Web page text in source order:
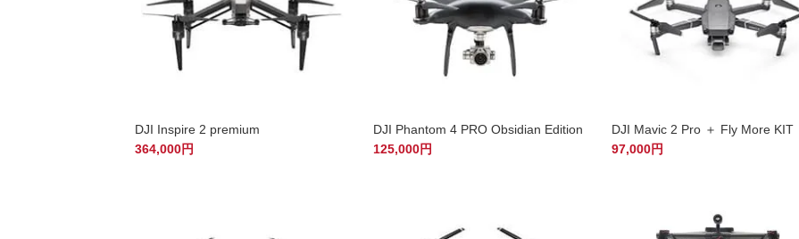
DJI Inspire 2 premium
364,000円
DJI Phantom 4 PRO Obsidian Edition
125,000円
DJI Mavic 2 Pro ＋ Fly More KIT
97,000円